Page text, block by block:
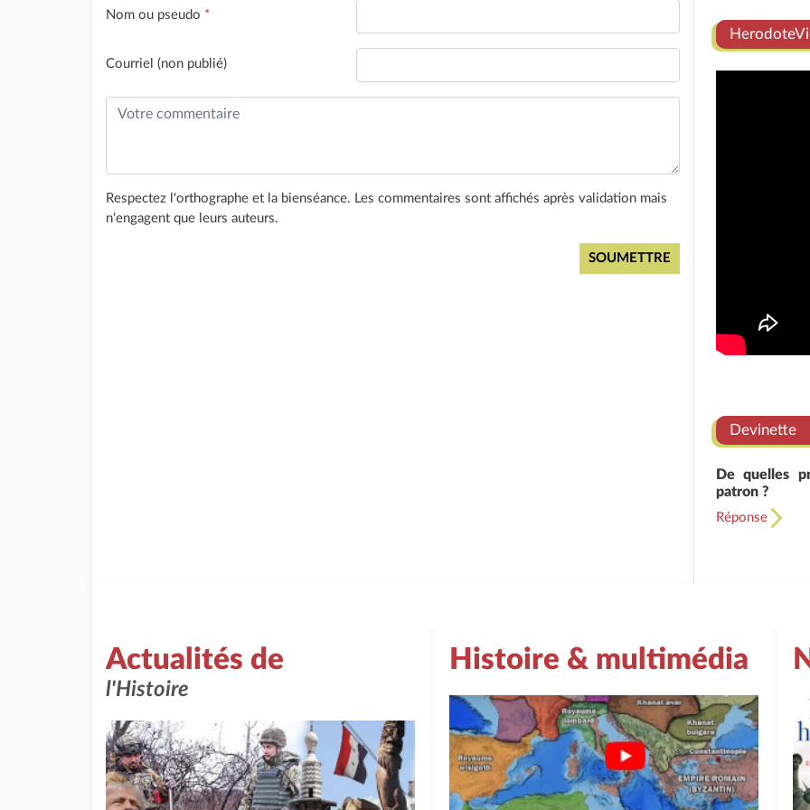
Nom ou pseudo *
Courriel (non publié)
Respectez l'orthographe et la bienséance. Les commentaires sont affichés après validation mais
n'engagent que leurs auteurs.
Devinette
De quelles
patron ?
Réponse
Actualités de
l'Histoire
Histoire & multimédia